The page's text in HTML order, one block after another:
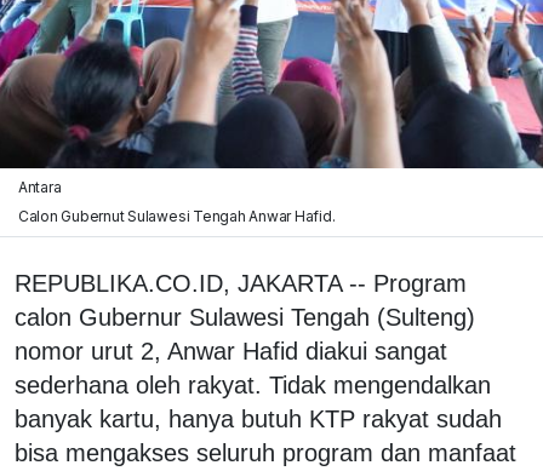
Antara
Calon Gubernut Sulawesi Tengah Anwar Hafid.
REPUBLIKA.CO.ID, JAKARTA -- Program
calon Gubernur Sulawesi Tengah (Sulteng)
nomor urut 2, Anwar Hafid diakui sangat
sederhana oleh rakyat. Tidak mengendalkan
banyak kartu, hanya butuh KTP rakyat sudah
bisa mengakses seluruh program dan manfaat